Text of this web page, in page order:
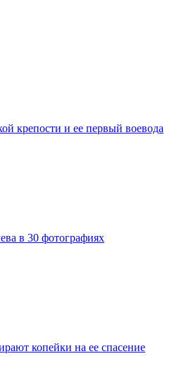
крепости и ее первый воевода
в 30 фотографиях
копейки на ее спасение